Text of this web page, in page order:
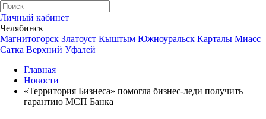
Личный кабинет
Челябинск
Магнитогорск Златоуст Кыштым Южноуральск Карталы Миасс
Сатка Верхний Уфалей
Главная
Новости
«Территория Бизнеса» помогла бизнес-леди получить
гарантию МСП Банка